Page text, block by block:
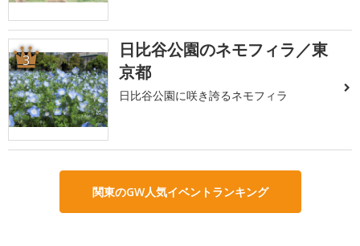
3
日比谷公園のネモフィラ／東
京都
日比谷公園に咲き誇るネモフィラ
関東のGW人気イベントランキング